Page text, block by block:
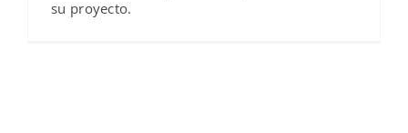
su proyecto.